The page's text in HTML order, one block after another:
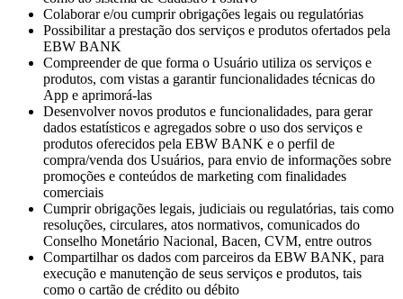
Colaborar e/ou cumprir obrigações legais ou regulatórias
Possibilitar a prestação dos serviços e produtos ofertados pela
EBW BANK
Compreender de que forma o Usuário utiliza os serviços e
produtos, com vistas a garantir funcionalidades técnicas do
App e aprimorá-las
Desenvolver novos produtos e funcionalidades, para gerar
dados estatísticos e agregados sobre o uso dos serviços e
produtos oferecidos pela EBW BANK e o perfil de
compra/venda dos Usuários, para envio de informações sobre
promoções e conteúdos de marketing com finalidades
comerciais
Cumprir obrigações legais, judiciais ou regulatórias, tais como
resoluções, circulares, atos normativos, comunicados do
Conselho Monetário Nacional, Bacen, CVM, entre outros
Compartilhar os dados com parceiros da EBW BANK, para
execução e manutenção de seus serviços e produtos, tais
como o cartão de crédito ou débito